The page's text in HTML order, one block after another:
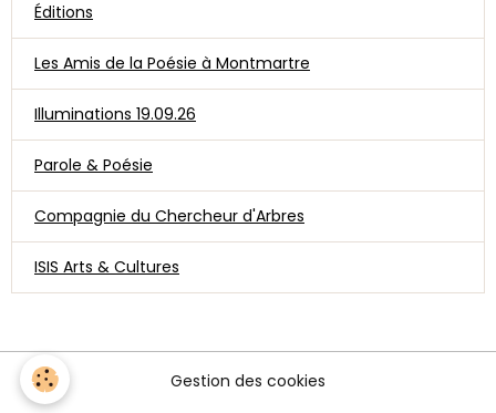
Éditions
Les Amis de la Poésie à Montmartre
Illuminations 19.09.26
Parole & Poésie
Compagnie du Chercheur d'Arbres
ISIS Arts & Cultures
Gestion des cookies